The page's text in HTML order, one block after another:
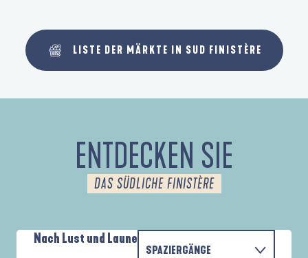
LISTE DER MÄRKTE IN SUD FINISTÈRE
ENTDECKEN SIE
DAS SÜDLICHE FINISTÈRE
Nach Lust und Laune
SPAZIERGÄNGE